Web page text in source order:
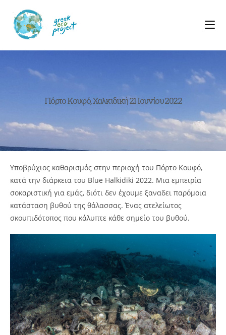
Πόρτο Κουφό, Χαλκιδική 21 Ιουνίου 2022
Υποβρύχιος καθαρισμός στην περιοχή του Πόρτο Κουφό,
κατά την διάρκεια του Blue Halkidiki 2022. Μια εμπειρία
σοκαριστική για εμάς, διότι δεν έχουμε ξαναδει παρόμοια
κατάσταση βυθού της θάλασσας. Ένας ατελείωτος
σκουπιδότοπος που κάλυπτε κάθε σημείο του βυθού.